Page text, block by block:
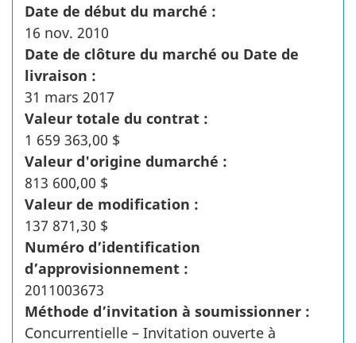
Date de début du marché :
16 nov. 2010
Date de clôture du marché ou Date de
livraison :
31 mars 2017
Valeur totale du contrat :
1 659 363,00 $
Valeur d'origine dumarché :
813 600,00 $
Valeur de modification :
137 871,30 $
Numéro d’identification
d’approvisionnement :
2011003673
Méthode d’invitation à soumissionner :
Concurrentielle – Invitation ouverte à